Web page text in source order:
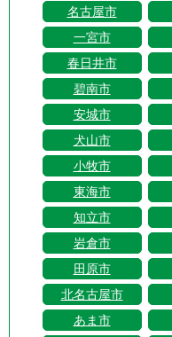
名古屋市
一宮市
春日井市
碧南市
安城市
犬山市
小牧市
東海市
知立市
岩倉市
田原市
北名古屋市
あま市